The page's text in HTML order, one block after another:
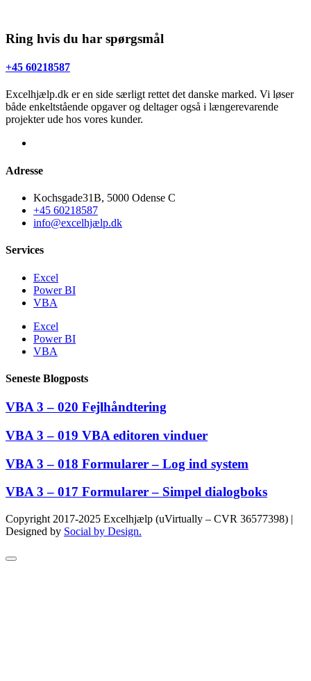
Ring hvis du har spørgsmål
+45 60218587
Excelhjælp.dk er en side særligt rettet det danske marked. Vi løser
både enkeltstående opgaver og deltager også i længerevarende
projekter ude hos vores kunder.
Adresse
Kochsgade31B, 5000 Odense C
+45 60218587
info@excelhjælp.dk
Services
Excel
Power BI
VBA
Excel
Power BI
VBA
Seneste Blogposts
VBA 3 – 020 Fejlhåndtering
VBA 3 – 019 VBA editoren vinduer
VBA 3 – 018 Formularer – Log ind system
VBA 3 – 017 Formularer – Simpel dialogboks
Copyright 2017-2025 Excelhjælp (uVirtually – CVR 36577398) |
Designed by Social by Design.